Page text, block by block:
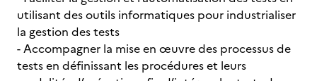
utilisant des outils informatiques pour industrialiser
la gestion des tests
- Accompagner la mise en œuvre des processus de
tests en définissant les procédures et leurs